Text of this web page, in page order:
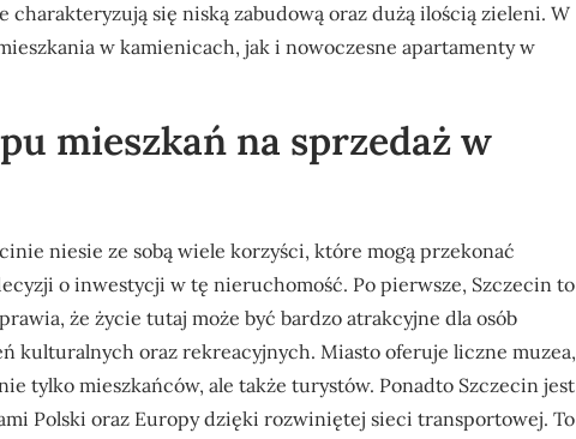
się niską zabudową oraz dużą ilością zieleni. W
w kamienicach, jak i nowoczesne apartamenty w
mieszkań na sprzedaż w
niesie ze sobą wiele korzyści, które mogą przekonać
o inwestycji w tę nieruchomość. Po pierwsze, Szczecin to
że życie tutaj może być bardzo atrakcyjne dla osób
kulturalnych oraz rekreacyjnych. Miasto oferuje liczne muzea,
tylko mieszkańców, ale także turystów. Ponadto Szczecin jest
Polski oraz Europy dzięki rozwiniętej sieci transportowej. To